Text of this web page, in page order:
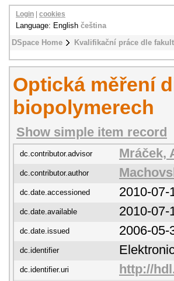
DSpace Home Kvalifikační práce dle fakult
Login cookies
Language: English čeština
Optická měření
biopolymerech
Show simple item record
dc.contributor.advisor Mráček,
dc.contributor.author
dc.date.accessioned 2010-07-
dc.date.available 2010-07-
dc.date.issued 2006-05-
dc.identifier
dc.identifier.uri http://